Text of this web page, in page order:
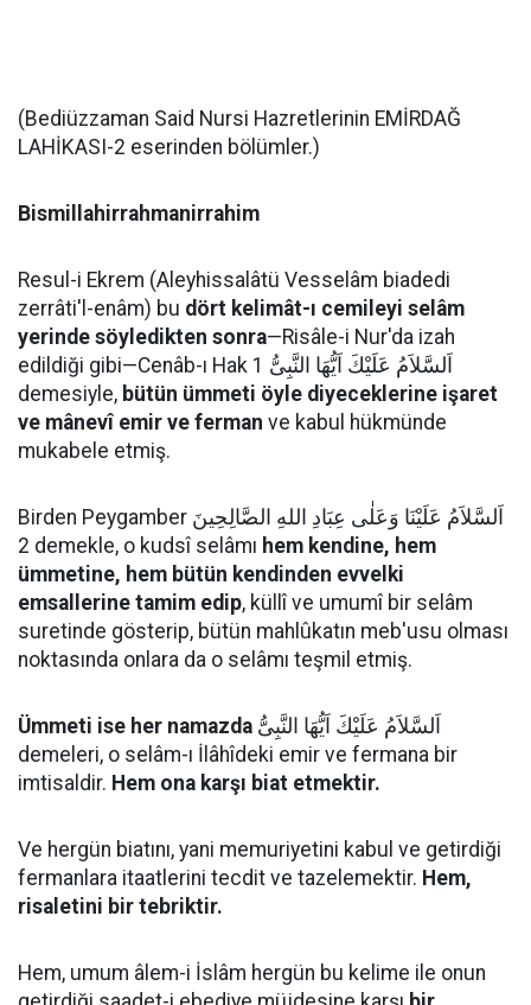
(Bediüzzaman Said Nursi Hazretlerinin EMİRDAĞ
LAHİKASI-2 eserinden bölümler.)
Bismillahirrahmanirrahim
Resul-i Ekrem (Aleyhissalâtü Vesselâm biadedi
zerrâti'l-enâm) bu dört kelimât-ı cemileyi selâm
yerinde söyledikten sonra—Risâle-i Nur'da izah
edildiği gibi—Cenâb-ı Hak اَلسَّلاَمُ عَلَيْكَ اَيُّهَا النَّبِىُّ 1
demesiyle, bütün ümmeti öyle diyeceklerine işaret
ve mânevî emir ve ferman ve kabul hükmünde
mukabele etmiş.
Birden Peygamber اَلسَّلاَمُ عَلَيْنَا وَعَلٰى عِبَادِ اللهِ الصَّالِحِينَ
2 demekle, o kudsî selâmı hem kendine, hem
ümmetine, hem bütün kendinden evvelki
emsallerine tamim edip, küllî ve umumî bir selâm
suretinde gösterip, bütün mahlûkatın meb'usu olması
noktasında onlara da o selâmı teşmil etmiş.
Ümmeti ise her namazda
demeleri, o selâm-ı İlâhîdeki emir ve fermana bir
imtisaldir. Hem ona karşı biat etmektir.
Ve hergün biatını, yani memuriyetini kabul ve getirdiği
fermanlara itaatlerini tecdit ve tazelemektir. Hem,
risaletini bir tebriktir.
Hem, umum âlem-i İslâm hergün bu kelime ile onun